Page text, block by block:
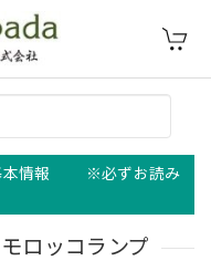
基本情報 ※必ずお読み
ロッコランプ